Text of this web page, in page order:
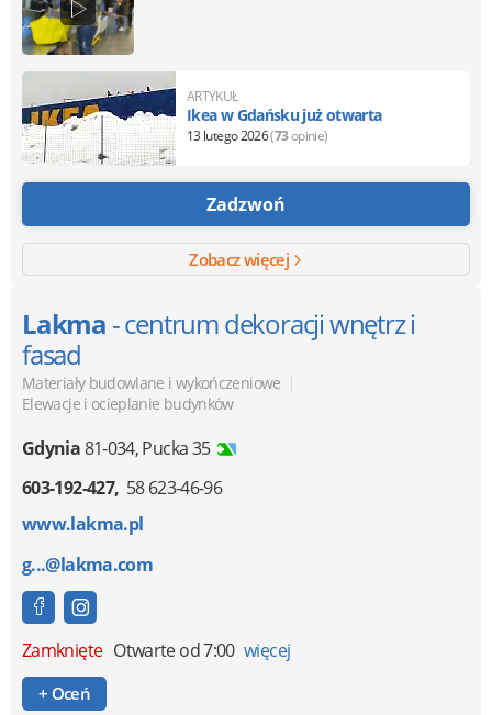
ARTYKUŁ
Ikea w Gdańsku już otwarta
13 lutego 2026(73opinie)
Zadzwoń
Zobacz więcej
Lakma - centrum dekoracji wnętrz i
fasad
Materiały budowlane i wykończeniowe |
Elewacje i ocieplanie budynków
Gdynia81-034,Pucka 35
603-192-427 58 623-46-96
www.lakma.pl
g...@lakma.com
Zamknięte Otwarte od 7:00 więcej
+ Oceń